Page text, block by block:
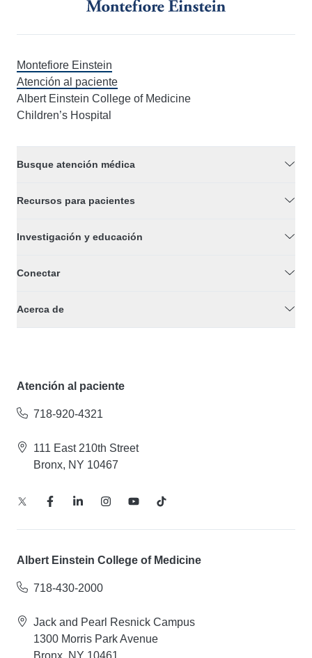
Montefiore Einstein
Atención al paciente
Albert Einstein College of Medicine
Children’s Hospital
Busque atención médica
Recursos para pacientes
Investigación y educación
Conectar
Acerca de
Atención al paciente
718-920-4321
111 East 210th Street
Bronx, NY 10467
Albert Einstein College of Medicine
718-430-2000
Jack and Pearl Resnick Campus
1300 Morris Park Avenue
Bronx, NY 10461